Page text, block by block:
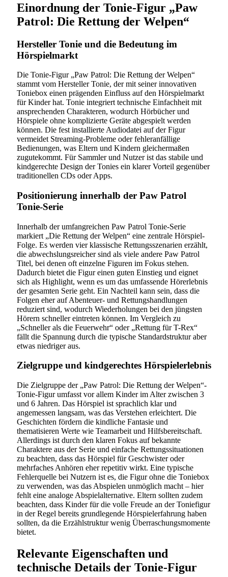
Einordnung der Tonie-Figur „Paw
Patrol: Die Rettung der Welpen“
Hersteller Tonie und die Bedeutung im
Hörspielmarkt
Die Tonie-Figur „Paw Patrol: Die Rettung der Welpen“
stammt vom Hersteller Tonie, der mit seiner innovativen
Toniebox einen prägenden Einfluss auf den Hörspielmarkt
für Kinder hat. Tonie integriert technische Einfachheit mit
ansprechenden Charakteren, wodurch Hörbücher und
Hörspiele ohne komplizierte Geräte abgespielt werden
können. Die fest installierte Audiodatei auf der Figur
vermeidet Streaming-Probleme oder fehleranfällige
Bedienungen, was Eltern und Kindern gleichermaßen
zugutekommt. Für Sammler und Nutzer ist das stabile und
kindgerechte Design der Tonies ein klarer Vorteil gegenüber
traditionellen CDs oder Apps.
Positionierung innerhalb der Paw Patrol
Tonie-Serie
Innerhalb der umfangreichen Paw Patrol Tonie-Serie
markiert „Die Rettung der Welpen“ eine zentrale Hörspiel-
Folge. Es werden vier klassische Rettungsszenarien erzählt,
die abwechslungsreicher sind als viele andere Paw Patrol
Titel, bei denen oft einzelne Figuren im Fokus stehen.
Dadurch bietet die Figur einen guten Einstieg und eignet
sich als Highlight, wenn es um das umfassende Hörerlebnis
der gesamten Serie geht. Ein Nachteil kann sein, dass die
Folgen eher auf Abenteuer- und Rettungshandlungen
reduziert sind, wodurch Wiederholungen bei den jüngsten
Hörern schneller eintreten können. Im Vergleich zu
„Schneller als die Feuerwehr“ oder „Rettung für T-Rex“
fällt die Spannung durch die typische Standardstruktur aber
etwas niedriger aus.
Zielgruppe und kindgerechtes Hörspielerlebnis
Die Zielgruppe der „Paw Patrol: Die Rettung der Welpen“-
Tonie-Figur umfasst vor allem Kinder im Alter zwischen 3
und 6 Jahren. Das Hörspiel ist sprachlich klar und
angemessen langsam, was das Verstehen erleichtert. Die
Geschichten fördern die kindliche Fantasie und
thematisieren Werte wie Teamarbeit und Hilfsbereitschaft.
Allerdings ist durch den klaren Fokus auf bekannte
Charaktere aus der Serie und einfache Rettungssituationen
zu beachten, dass das Hörspiel für Geschwister oder
mehrfaches Anhören eher repetitiv wirkt. Eine typische
Fehlerquelle bei Nutzern ist es, die Figur ohne die Toniebox
zu verwenden, was das Abspielen unmöglich macht – hier
fehlt eine analoge Abspielalternative. Eltern sollten zudem
beachten, dass Kinder für die volle Freude an der Toniefigur
in der Regel bereits grundlegende Hörspielerfahrung haben
sollten, da die Erzählstruktur wenig Überraschungsmomente
bietet.
Relevante Eigenschaften und
technische Details der Tonie-Figur